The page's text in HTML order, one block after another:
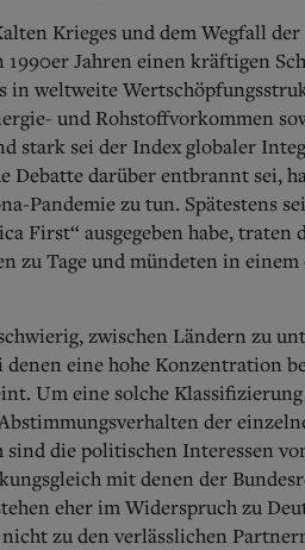
Krieges und dem Wegfall
Jahren einen kräftigen
in weltweite
und Rohstoffvorkommen
stark sei der Index globaler
Debatte darüber entbrannt sei,
Pandemie zu tun. Spätestens
First“ ausgegeben habe,
zu Tage und mündeten in
zwischen Ländern zu
denen eine hohe Konzentration
Um eine solche
der
sind die politischen Interessen
mit denen der
eher im Widerspruch zu
zu den verlässlichen